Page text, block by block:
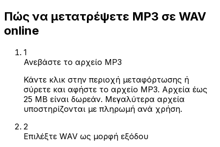
Πώς να μετατρέψετε MP3 σε WAV
online
1
Ανεβάστε το αρχείο MP3
Κάντε κλικ στην περιοχή μεταφόρτωσης ή
σύρετε και αφήστε το αρχείο MP3. Αρχεία έως
25 MB είναι δωρεάν. Μεγαλύτερα αρχεία
υποστηρίζονται με πληρωμή ανά χρήση.
2
Επιλέξτε WAV ως μορφή εξόδου